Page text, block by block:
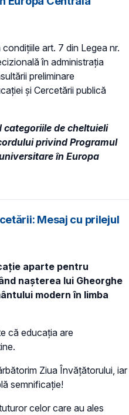
art. 7 din Legea nr.
în administraţia
preliminare
și Cercetării publică
categoriile de cheltuieli
privind Programul
în Europa
Mesaj cu prilejul
aparte pentru
nașterea lui Gheorghe
modern în limba
că educația are
Ziua Învățătorului, iar
semnificație!
celor care au ales